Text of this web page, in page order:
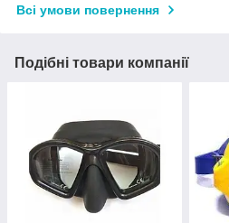
Всі умови повернення
Подібні товари компанії